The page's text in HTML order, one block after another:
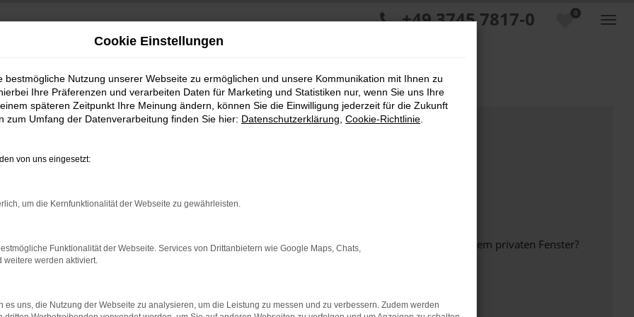
0
+49 3745 7817-0
bestimmter Seiten verhindern. Funktioniert die Seite in einem anderen Browser oder in einem privaten Fenster?
beheben.
auf dem neuesten Stand sind.
Cookie Einstellungen
bestmögliche Nutzung unserer Webseite zu ermöglichen und unsere Kommunikation mit Ihnen zu
Ihre Präferenzen und verarbeiten Daten für Marketing und Statistiken nur, wenn Sie uns Ihre
späteren Zeitpunkt Ihre Meinung ändern, können Sie die Einwilligung jederzeit für die Zukunft
zum Umfang der Datenverarbeitung finden Sie hier: Datenschutzerklärung Cookie-Richtlinie
von uns eingesetzt:
um die Kernfunktionalität der Webseite zu gewährleisten.
Funktionalität der Webseite. Services von Drittanbietern wie Google Maps, Chats,
weitere werden aktiviert.
es uns, die Nutzung der Webseite zu analysieren, um die Leistung zu messen und zu verbessern. Zudem werden